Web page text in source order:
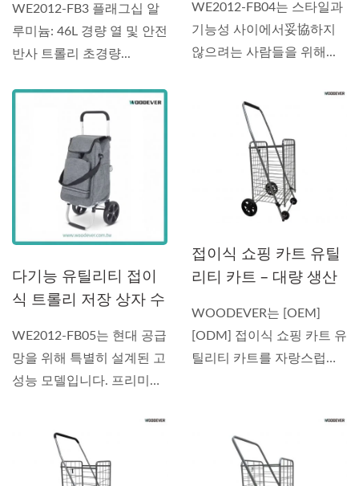
| 계단 오를 수 있는 박
스 휴대용 쇼핑 카트
WE2012-FB3 플래그십 알
루미늄: 46L 경량 열 및 안전
반사 트롤리 초경량...
WE2012-FB04는 스타일과
기능성 사이에서妥協하지
않으려는 사람들을 위해...
다기능 유틸리티 접이
식 트롤리 저장 상자 수
트롤리 계단 오르기 바
퀴와 364° 회전 바퀴 맞
춤 공급업체
WE2012-FB05는 현대 공급
망을 위해 특별히 설계된 고
성능 모델입니다. 프리미
접이식 쇼핑 카트 유틸
리티 카트 – 대량 생산
트남 제조업체
WOODEVER는 [OEM]
[ODM] 접이식 쇼핑 카트 유
틸리티 카트를 자랑스럽게